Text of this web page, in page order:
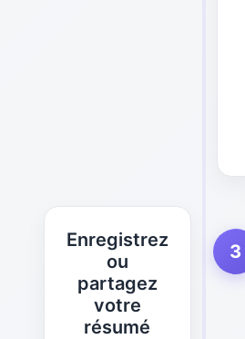
3
Enregistrez
ou
partagez
votre
résumé